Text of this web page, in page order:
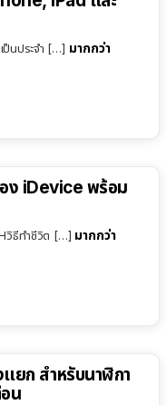
ป็นประจำ […] มากกว่า
อง iDevice พร้อม
วิธีทำชีวิต […] มากกว่า
ยก สำหรับนาฬิกา
น